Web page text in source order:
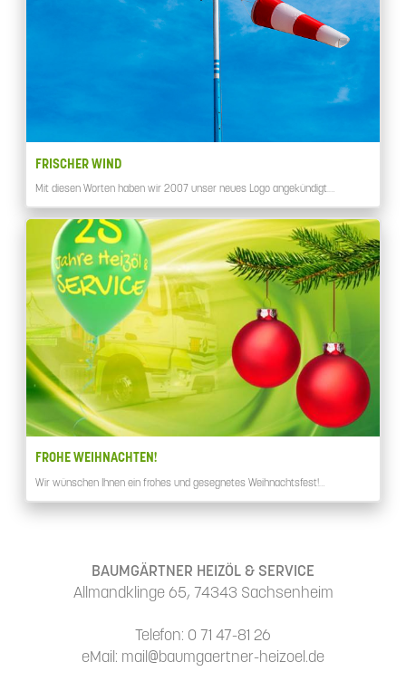
FRISCHER WIND
Mit diesen Worten haben wir 2007 unser neues Logo angekündigt.…
FROHE WEIHNACHTEN!
Wir wünschen Ihnen ein frohes und gesegnetes Weihnachtsfest!…
BAUMGÄRTNER HEIZÖL & SERVICE
Allmandklinge 65, 74343 Sachsenheim
Telefon: 0 71 47-81 26
eMail: mail@baumgaertner-heizoel.de